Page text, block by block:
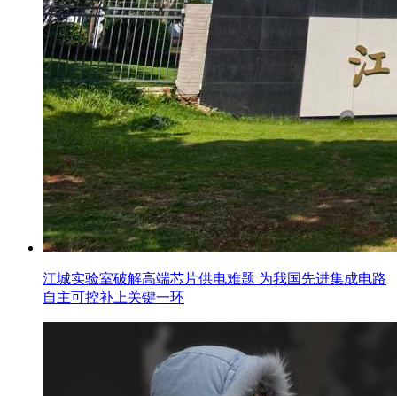
江城实验室破解高端芯片供电难题 为我国先进集成电路
自主可控补上关键一环